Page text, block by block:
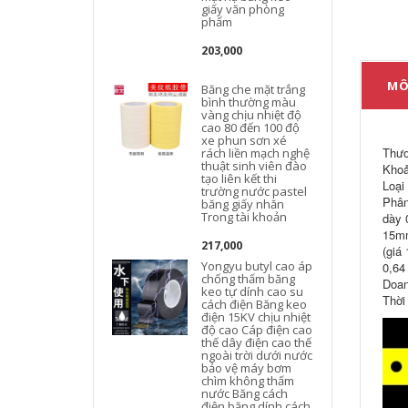
giấy văn phòng
phẩm
203,000
Băng che mặt trắng
bình thường màu
vàng chịu nhiệt độ
cao 80 đến 100 độ
xe phun sơn xé
rách liền mạch nghệ
thuật sinh viên đào
tạo liên kết thi
trường nước pastel
băng giấy nhăn
Trong tài khoản
217,000
Yongyu butyl cao áp
chống thấm băng
keo tự dính cao su
cách điện Băng keo
điện 15KV chịu nhiệt
độ cao Cáp điện cao
thế dây điện cao thế
ngoài trời dưới nước
bảo vệ máy bơm
chìm không thấm
nước Băng cách
dày
(giá